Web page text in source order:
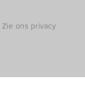
ons privacy